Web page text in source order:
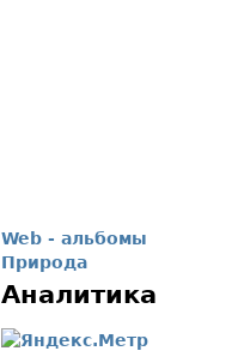
Web - альбомы
Природа
Аналитика